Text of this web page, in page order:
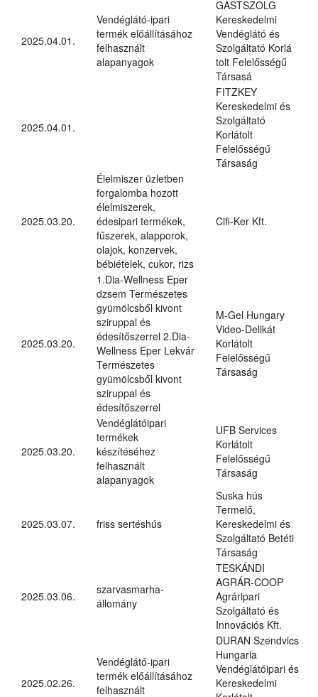
2025.04.01.
Vendéglátó-ipari
termék előállításához
felhasznált
alapanyagok
GASTSZOLG
Kereskedelmi
Vendéglátó és
Szolgáltató Korlá
tolt Felelősségű
Társasá
2025.04.01.
FITZKEY
Kereskedelmi és
Szolgáltató
Korlátolt
Felelősségű
Társaság
2025.03.20.
Élelmiszer üzletben
forgalomba hozott
élelmiszerek,
édesipari termékek,
fűszerek, alapporok,
olajok, konzervek,
bébiételek, cukor, rizs
Cifi-Ker Kft.
2025.03.20.
1.Dia-Wellness Eper
dzsem Természetes
gyümölcsből kivont
sziruppal és
édesítőszerrel 2.Dia-
Wellness Eper Lekvár
Természetes
gyümölcsből kivont
sziruppal és
édesítőszerrel
M-Gel Hungary
Video-Delikát
Korlátolt
Felelősségű
Társaság
2025.03.20.
Vendéglátóipari
termékek
készítéséhez
felhasznált
alapanyagok
UFB Services
Korlátolt
Felelősségű
Társaság
2025.03.07. friss sertéshús
Suska hús
Termelő,
Kereskedelmi és
Szolgáltató Betéti
Társaság
2025.03.06.
szarvasmarha-
állomány
TESKÁNDI
AGRÁR-COOP
Agráripari
Szolgáltató és
Innovációs Kft.
2025.02.26.
Vendéglátó-ipari
termék előállításához
felhasznált
DURAN Szendvics
Hungaria
Vendéglátóipari és
Kereskedelmi